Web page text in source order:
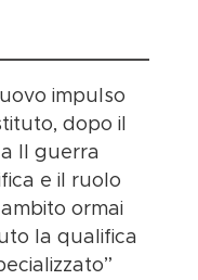
impulso
dopo il
II guerra
e il ruolo
ormai
la qualifica